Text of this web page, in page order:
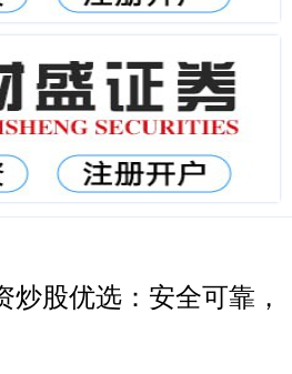
股优选：安全可靠，